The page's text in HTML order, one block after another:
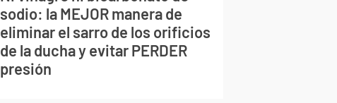
sodio: la MEJOR manera de
eliminar el sarro de los orificios
de la ducha y evitar PERDER
presión